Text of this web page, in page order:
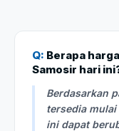
Q: Berapa
Samosir hari
Berdasarkan
tersedia mulai
ini dapat